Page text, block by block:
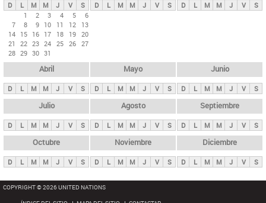
p
n
i
p
a
l
s
D L M M J V
S
1
2 3 4 5
6
7
8 9 10 11 12
13
14 15 16 17 18 19 20
21
22 23 24 25 26 27
28 29 30 31
D L M M J V S D L M M J V S
Abril
D L M M J V S
Mayo
D L M M J V S
Junio
D L M M J V S
Julio
D L M M J V S
Agosto
D L M M J V S
Septiembre
D L M M J V S
Octubre
D L M M J V S
Noviembre
D L M M J V S
Diciembre
D L M M J V S
COPYRIGHT © 2026 UNITED NATIONS